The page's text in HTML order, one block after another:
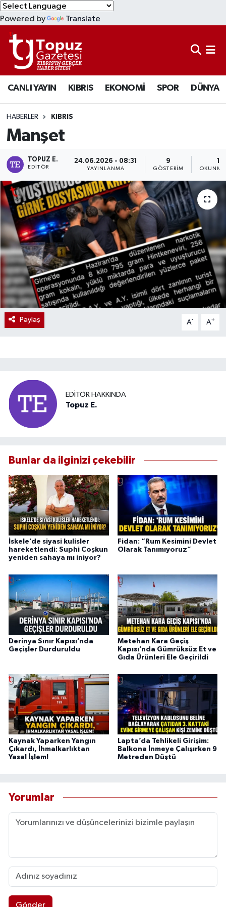
Powered by Translate
CANLI YAYIN KIBRIS EKONOMİ SPOR DÜNYA
HABERLER KIBRIS
Manşet
TOPUZ E.
EDITÖR
24.06.2026 - 08:31
YAYINLANMA
9
GÖSTERIM
1
Paylaş A- A+
EDITÖR HAKKINDA
Topuz E.
Bunlar da ilginizi çekebilir
İskele’de siyasi kulisler
hareketlendi: Suphi Coşkun
yeniden sahaya mı iniyor?
Fidan: “Rum Kesimini Devlet
Olarak Tanımıyoruz”
Derinya Sınır Kapısı’nda
Geçişler Durduruldu
Metehan Kara Geçiş
Kapısı’nda Gümrüksüz Et ve
Gıda Ürünleri Ele Geçirildi
Kaynak Yaparken Yangın
Çıkardı, İhmalkarlıktan
Yasal İşlem!
Lapta’da Tehlikeli Girişim:
Balkona İnmeye Çalışırken 9
Metreden Düştü
Yorumlar
Gönder
KIBRIS
DÜNYA
EKONOMİ
MAGAZİN
SAĞLIK
SPOR
TEKNOLOJİ
TÜRKİYE
Lefkoşa Nöbetçi Eczaneler
Lefkoşa Hava Durumu
Lefkoşa Trafik Yoğunluk Haritası
Süper Lig Puan Durumu ve Fikstür
Tüm Manşetler
Son Dakika Haberleri
Haber Arşivi